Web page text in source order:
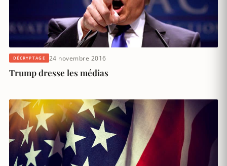
DÉCRYPTAGE 24 novembre 2016
Trump dresse les médias